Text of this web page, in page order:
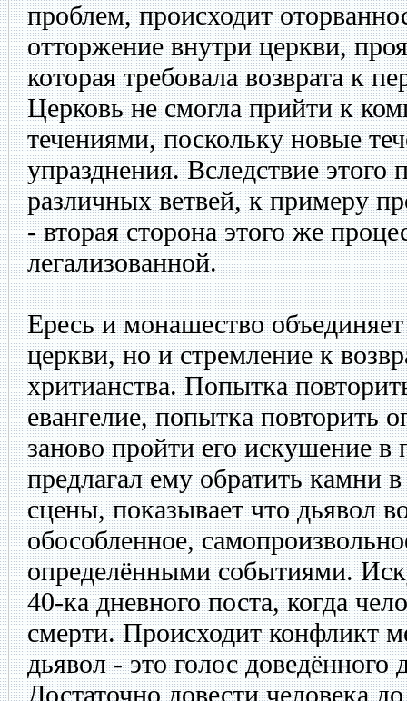
проблем, происходит
отторжение внутри церкви,
которая требовала возврата к
Церковь не смогла прийти к
течениями, поскольку новые
упразднения. Вследствие этого
различных ветвей, к примеру
- вторая сторона этого же
легализованной.
Ересь и монашество
церкви, но и стремление к
хритианства. Попытка
евангелие, попытка повторить
заново пройти его искушение в
предлагал ему обратить камни
сцены, показывает что дьявол
обособленное,
определёнными событиями.
40-ка дневного поста, когда
смерти. Происходит конфликт
дьявол - это голос доведённого
Достаточно довести человека